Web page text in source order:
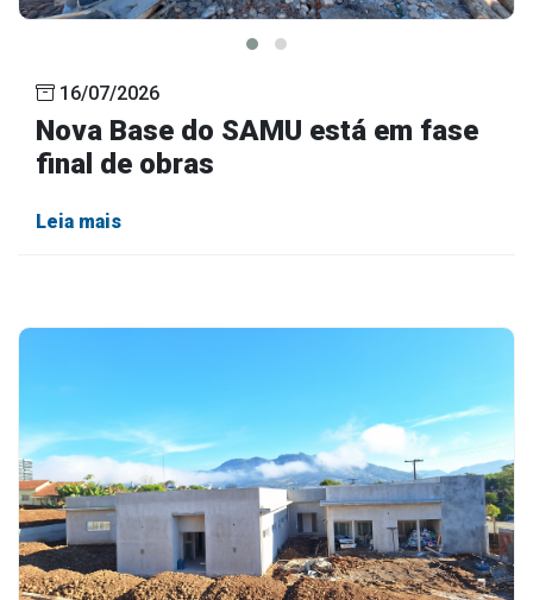
16/07/2026
Nova Base do SAMU está em fase
final de obras
Leia mais